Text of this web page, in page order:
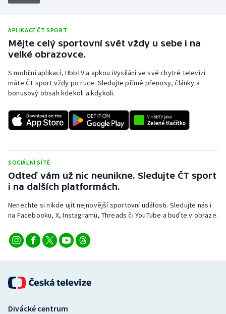
Ragby
Rychlobruslení
Rychlostní kanoistika
Sportovní střelba
Stolní tenis
Triatlon
Veslování
Volejbal
APLIKACE ČT SPORT
Mějte celý sportovní svět vždy u sebe i na
velké obrazovce.
S mobilní aplikací, HbbTV a apkou iVysílání ve své chytré televizi
máte ČT sport vždy po ruce. Sledujte přímé přenosy, články a
bonusový obsah kdekoli a kdykoli.
SOCIÁLNÍ SÍTĚ
Odteď vám už nic neunikne. Sledujte ČT sport
i na dalších platformách.
Nenechte si nikde ujít nejnovější sportovní události. Sledujte nás i
na Facebooku, X, Instagramu, Threads či YouTube a buďte v obraze.
Divácké centrum